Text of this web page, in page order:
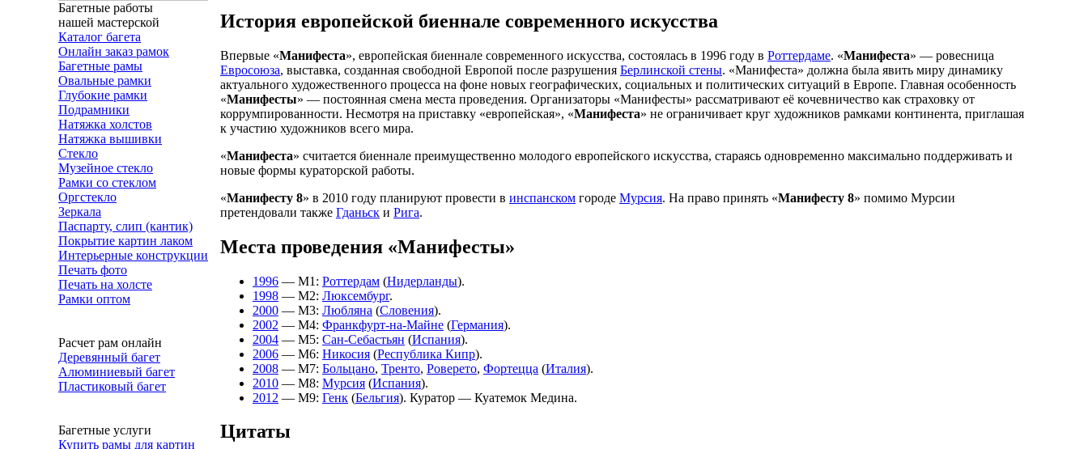
Багетные работы
нашей мастерской
Каталог багета
Онлайн заказ рамок
Багетные рамы
Овальные рамки
Глубокие рамки
Подрамники
Натяжка холстов
Натяжка вышивки
Стекло
Музейное стекло
Рамки со стеклом
Оргстекло
Зеркала
Паспарту, слип (кантик)
Покрытие картин лаком
Интерьерные конструкции
Печать фото
Печать на холсте
Рамки оптом
Расчет рам онлайн
Деревянный багет
Алюминиевый багет
Пластиковый багет
Багетные услуги
Купить рамы для картин
История европейской биеннале современного искусства
Впервые «Манифеста», европейская биеннале современного искусства, состоялась в 1996 году в Роттердаме. «Манифеста» — ровесница
Евросоюза, выставка, созданная свободной Европой после разрушения Берлинской стены. «Манифеста» должна была явить миру динамику
актуального художественного процесса на фоне новых географических, социальных и политических ситуаций в Европе. Главная особенность
«Манифесты» — постоянная смена места проведения. Организаторы «Манифесты» рассматривают её кочевничество как страховку от
коррумпированности. Несмотря на приставку «европейская», «Манифеста» не ограничивает круг художников рамками континента, приглашая
к участию художников всего мира.
«Манифеста» считается биеннале преимущественно молодого европейского искусства, стараясь одновременно максимально поддерживать и
новые формы кураторской работы.
«Манифесту 8» в 2010 году планируют провести в инспанском городе Мурсия. На право принять «Манифесту 8» помимо Мурсии
претендовали также Гданьск и Рига.
Места проведения «Манифесты»
1996 — М1: Роттердам (Нидерланды).
1998 — М2: Люксембург.
2000 — М3: Любляна (Словения).
2002 — М4: Франкфурт-на-Майне (Германия).
2004 — М5: Сан-Себастьян (Испания).
2006 — М6: Никосия (Республика Кипр).
2008 — М7: Больцано, Тренто, Роверето, Фортецца (Италия).
2010 — М8: Мурсия (Испания).
2012 — М9: Генк (Бельгия). Куратор — Куатемок Медина.
Цитаты